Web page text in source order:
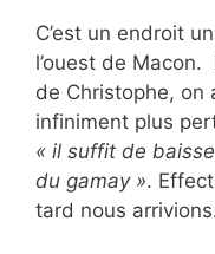
C’est un endroit
l’ouest de
de Christophe, on
infiniment plus
« il suffit de
du gamay ».
tard nous